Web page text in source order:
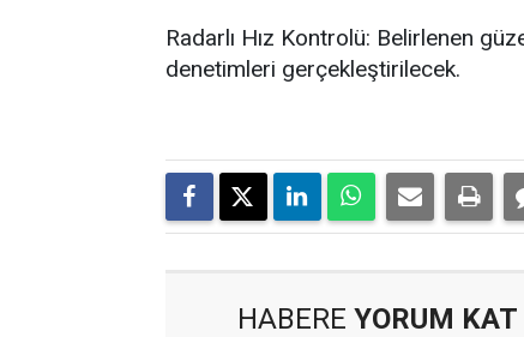
Radarlı Hız Kontrolü: Belirlenen
denetimleri gerçekleştirilecek.
HABERE YORUM KAT